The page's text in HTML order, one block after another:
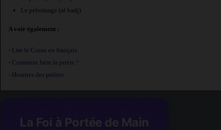
Le pelerinage (al hadj)
A voir également :
- Lire le Coran en français
- Comment faire la prière ?
- Horaires des prières
La Foi à Portée de Main